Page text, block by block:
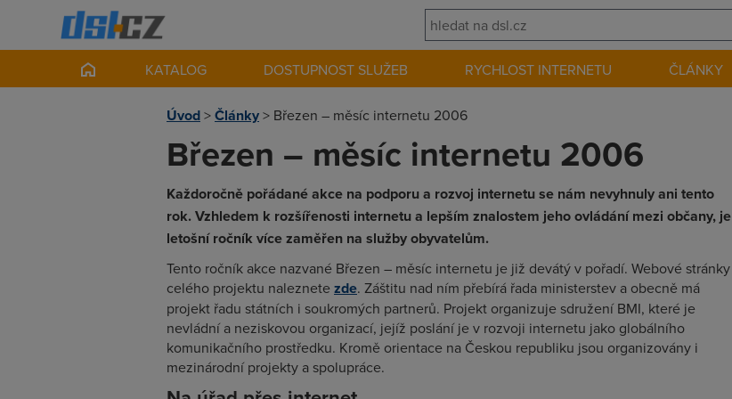
KATALOG DOSTUPNOST SLUŽEB RYCHLOST INTERNETU ČLÁNKY
Úvod>Články> Březen – měsíc internetu 2006
Březen – měsíc internetu 2006
Každoročně pořádané akce na podporu a rozvoj internetu se nám nevyhnuly ani tento
rok. Vzhledem k rozšířenosti internetu a lepším znalostem jeho ovládání mezi občany, je
letošní ročník více zaměřen na služby obyvatelům.
Tento ročník akce nazvané Březen – měsíc internetu je již devátý v pořadí. Webové stránky
celého projektu naleznete zde. Záštitu nad ním přebírá řada ministerstev a obecně má
projekt řadu státních i soukromých partnerů. Projekt organizuje sdružení BMI, které je
nevládní a neziskovou organizací, jejíž poslání je v rozvoji internetu jako globálního
komunikačního prostředku. Kromě orientace na Českou republiku jsou organizovány i
mezinárodní projekty a spolupráce.